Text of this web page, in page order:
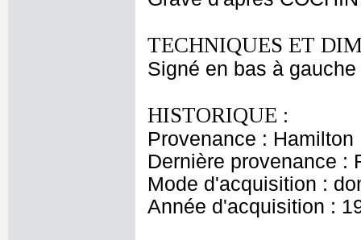
TECHNIQUES ET
Signé en bas à
HISTORIQUE :
Provenance : Hamilton
Dernière provenance :
Mode d'acquisition :
Année d'acquisition :